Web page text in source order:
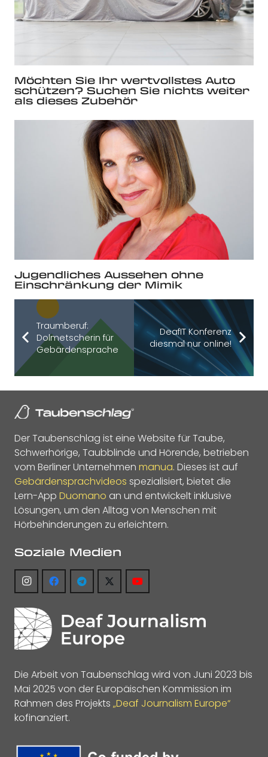
Möchten Sie Ihr wertvollstes Auto
schützen? Suchen Sie nichts weiter
als dieses Zubehör
Jugendliches Aussehen ohne
Einschränkung der Mimik
Traumberuf:
Dolmetscherin für
Gebärdensprache
DeafIT Konferenz
diesmal nur online!
Der Taubenschlag ist eine Website für Taube,
Schwerhörige, Taubblinde und Hörende, betrieben
vom Berliner Unternehmen manua. Dieses ist auf
Gebärdensprachvideos spezialisiert, bietet die
Lern-App Duomano an und entwickelt inklusive
Lösungen, um den Alltag von Menschen mit
Hörbehinderungen zu erleichtern.
Soziale Medien
Die Arbeit von Taubenschlag wird von Juni 2023 bis
Mai 2025 von der Europäischen Kommission im
Rahmen des Projekts „Deaf Journalism Europe“
kofinanziert.